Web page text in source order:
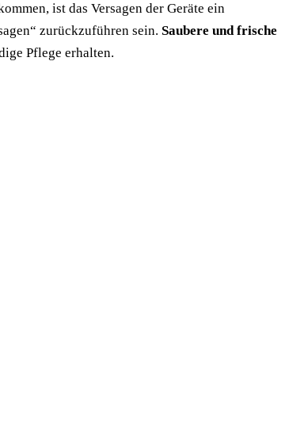
ist das Versagen der Geräte ein
zurückzuführen sein. Saubere und frische
Pflege erhalten.